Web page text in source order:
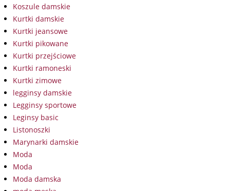
Koszule damskie
Kurtki damskie
Kurtki jeansowe
Kurtki pikowane
Kurtki przejściowe
Kurtki ramoneski
Kurtki zimowe
legginsy damskie
Legginsy sportowe
Leginsy basic
Listonoszki
Marynarki damskie
Moda
Moda
Moda damska